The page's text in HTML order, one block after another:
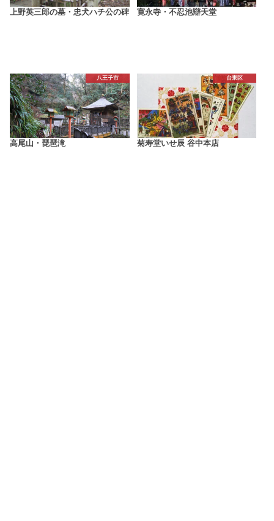
上野英三郎の墓・忠犬ハチ公の碑 寛永寺・不忍池辯天堂
八王子市
高尾山・琵琶滝
台東区
菊寿堂いせ辰 谷中本店